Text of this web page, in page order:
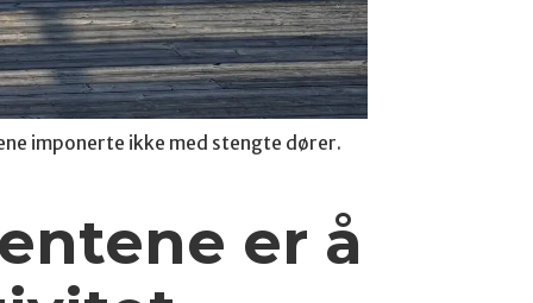
imponerte ikke med stengte dører.
er å